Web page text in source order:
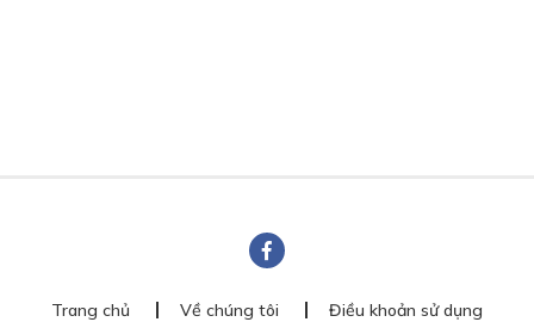
Trang chủ Về chúng tôi
Điều khoản sử dụng